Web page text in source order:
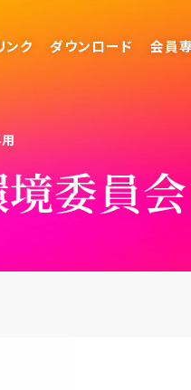
ンク ダウンロード 会員
委員会